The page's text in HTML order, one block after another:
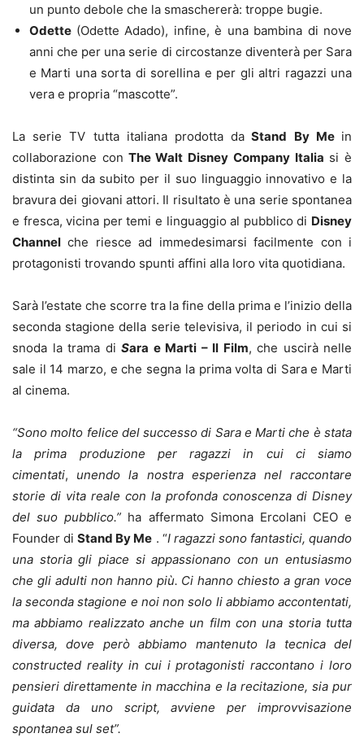
un punto debole che la smaschererà: troppe bugie.
Odette (Odette Adado), infine, è una bambina di nove
anni che per una serie di circostanze diventerà per Sara
e Marti una sorta di sorellina e per gli altri ragazzi una
vera e propria “mascotte”.
La serie TV tutta italiana prodotta da Stand By Me in
collaborazione con The Walt Disney Company Italia si è
distinta sin da subito per il suo linguaggio innovativo e la
bravura dei giovani attori. Il risultato è una serie spontanea
e fresca, vicina per temi e linguaggio al pubblico di Disney
Channel che riesce ad immedesimarsi facilmente con i
protagonisti trovando spunti affini alla loro vita quotidiana.
Sarà l’estate che scorre tra la fine della prima e l’inizio della
seconda stagione della serie televisiva, il periodo in cui si
snoda la trama di Sara e Marti – Il Film, che uscirà nelle
sale il 14 marzo, e che segna la prima volta di Sara e Marti
al cinema.
“Sono molto felice del successo di Sara e Marti che è stata
la prima produzione per ragazzi in cui ci siamo
cimentati, unendo la nostra esperienza nel raccontare
storie di vita reale con la profonda conoscenza di Disney
del suo pubblico.” ha affermato Simona Ercolani CEO e
Founder diStand By Me . “I ragazzi sono fantastici, quando
una storia gli piace si appassionano con un entusiasmo
che gli adulti non hanno più. Ci hanno chiesto a gran voce
la seconda stagione e noi non solo li abbiamo accontentati,
ma abbiamo realizzato anche un film con una storia tutta
diversa, dove però abbiamo mantenuto la tecnica del
constructed reality in cui i protagonisti raccontano i loro
pensieri direttamente in macchina e la recitazione, sia pur
guidata da uno script, avviene per improvvisazione
spontanea sul set”.